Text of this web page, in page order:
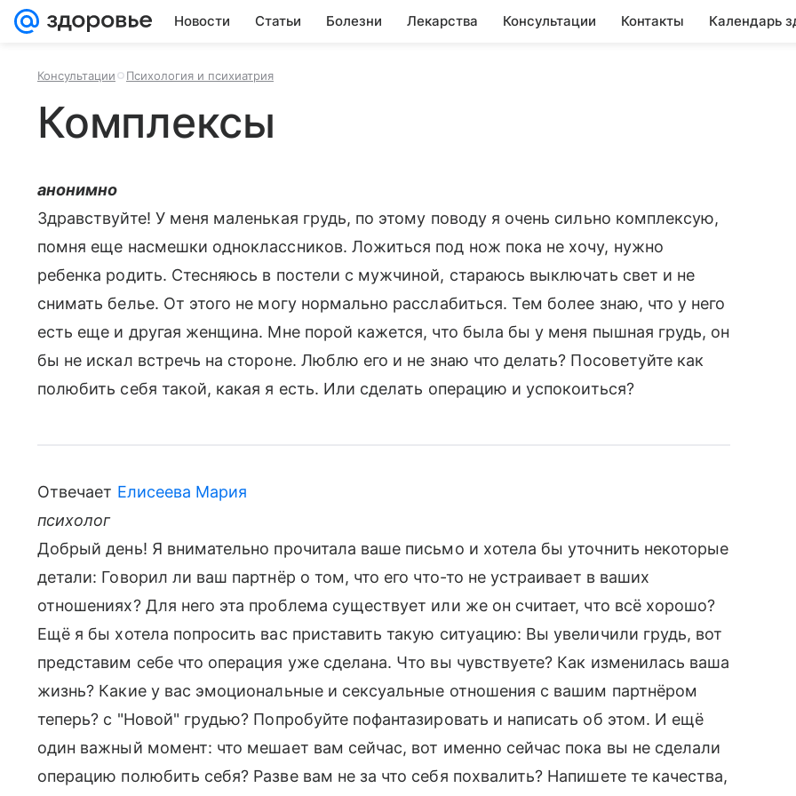
Новости Статьи Болезни Лекарства Консультации Контакты Календарь
Консультации Психология и психиатрия
Комплексы
анонимно
Здравствуйте! У меня маленькая грудь, по этому поводу я очень сильно комплексую,
помня еще насмешки одноклассников. Ложиться под нож пока не хочу, нужно
ребенка родить. Стесняюсь в постели с мужчиной, стараюсь выключать свет и не
снимать белье. От этого не могу нормально расслабиться. Тем более знаю, что у него
есть еще и другая женщина. Мне порой кажется, что была бы у меня пышная грудь, он
бы не искал встречь на стороне. Люблю его и не знаю что делать? Посоветуйте как
полюбить себя такой, какая я есть. Или сделать операцию и успокоиться?
Отвечает Елисеева Мария
психолог
Добрый день! Я внимательно прочитала ваше письмо и хотела бы уточнить некоторые
детали: Говорил ли ваш партнёр о том, что его что-то не устраивает в ваших
отношениях? Для него эта проблема существует или же он считает, что всё хорошо?
Ещё я бы хотела попросить вас приставить такую ситуацию: Вы увеличили грудь, вот
представим себе что операция уже сделана. Что вы чувствуете? Как изменилась ваша
жизнь? Какие у вас эмоциональные и сексуальные отношения с вашим партнёром
теперь? с "Новой" грудью? Попробуйте пофантазировать и написать об этом. И ещё
один важный момент: что мешает вам сейчас, вот именно сейчас пока вы не сделали
операцию полюбить себя? Разве вам не за что себя похвалить? Напишете те качества,